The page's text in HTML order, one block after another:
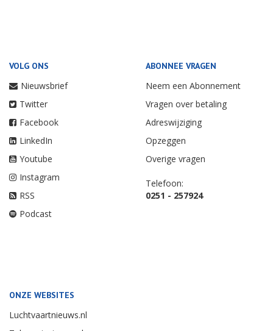
VOLG ONS
Nieuwsbrief
Twitter
Facebook
LinkedIn
Youtube
Instagram
RSS
Podcast
ABONNEE VRAGEN
Neem een Abonnement
Vragen over betaling
Adreswijziging
Opzeggen
Overige vragen
Telefoon:
0251 - 257924
ONZE WEBSITES
Luchtvaartnieuws.nl